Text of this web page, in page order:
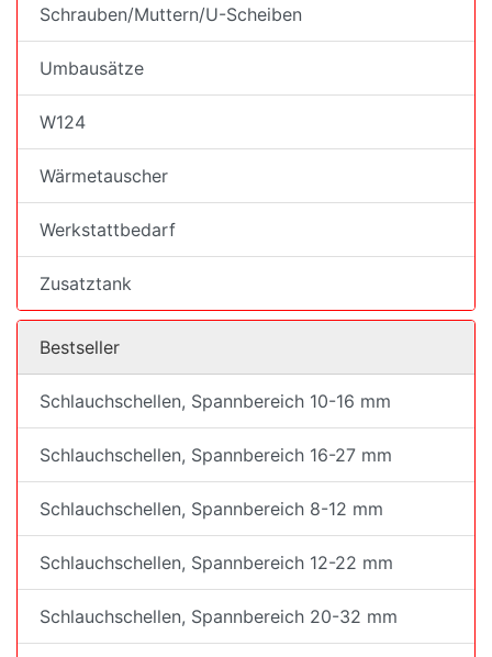
Schrauben/Muttern/U-Scheiben
Umbausätze
W124
Wärmetauscher
Werkstattbedarf
Zusatztank
Bestseller
Schlauchschellen, Spannbereich 10-16 mm
Schlauchschellen, Spannbereich 16-27 mm
Schlauchschellen, Spannbereich 8-12 mm
Schlauchschellen, Spannbereich 12-22 mm
Schlauchschellen, Spannbereich 20-32 mm